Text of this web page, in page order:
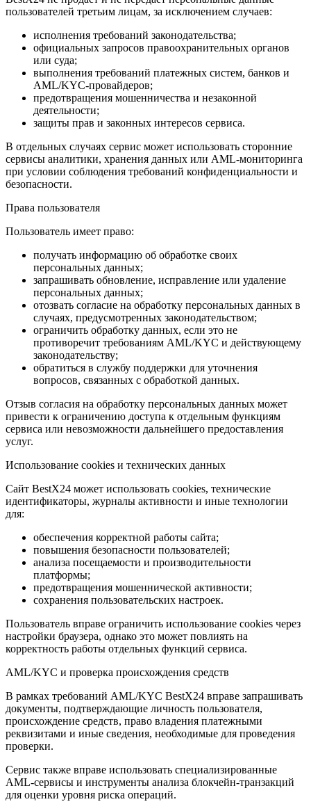
пользователей третьим лицам, за исключением случаев:
исполнения требований законодательства;
официальных запросов правоохранительных органов
или суда;
выполнения требований платежных систем, банков и
AML/KYC-провайдеров;
предотвращения мошенничества и незаконной
деятельности;
защиты прав и законных интересов сервиса.
В отдельных случаях сервис может использовать сторонние
сервисы аналитики, хранения данных или AML-мониторинга
при условии соблюдения требований конфиденциальности и
безопасности.
Права пользователя
Пользователь имеет право:
получать информацию об обработке своих
персональных данных;
запрашивать обновление, исправление или удаление
персональных данных;
отозвать согласие на обработку персональных данных в
случаях, предусмотренных законодательством;
ограничить обработку данных, если это не
противоречит требованиям AML/KYC и действующему
законодательству;
обратиться в службу поддержки для уточнения
вопросов, связанных с обработкой данных.
Отзыв согласия на обработку персональных данных может
привести к ограничению доступа к отдельным функциям
сервиса или невозможности дальнейшего предоставления
услуг.
Использование cookies и технических данных
Сайт BestX24 может использовать cookies, технические
идентификаторы, журналы активности и иные технологии
для:
обеспечения корректной работы сайта;
повышения безопасности пользователей;
анализа посещаемости и производительности
платформы;
предотвращения мошеннической активности;
сохранения пользовательских настроек.
Пользователь вправе ограничить использование cookies через
настройки браузера, однако это может повлиять на
корректность работы отдельных функций сервиса.
AML/KYC и проверка происхождения средств
В рамках требований AML/KYC BestX24 вправе запрашивать
документы, подтверждающие личность пользователя,
происхождение средств, право владения платежными
реквизитами и иные сведения, необходимые для проведения
проверки.
Сервис также вправе использовать специализированные
AML-сервисы и инструменты анализа блокчейн-транзакций
для оценки уровня риска операций.